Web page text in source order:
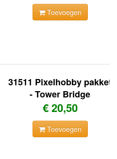
Toevoegen
31511 Pixelhobby pakket
- Tower Bridge
€ 20,50
Toevoegen